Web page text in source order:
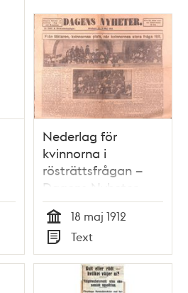
Nederlag för
kvinnorna i
rösträttsfrågan –
Dagens Nyheter
1912
Tid
18 maj 1912
Typ
Text